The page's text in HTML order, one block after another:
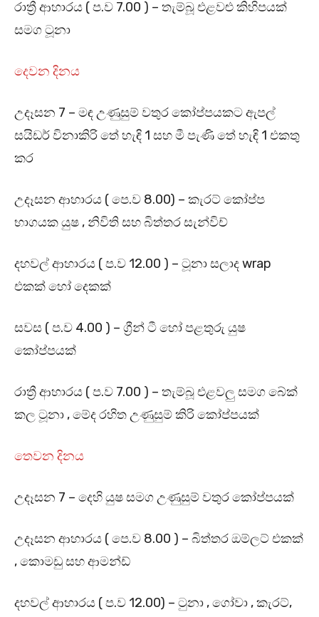
රාත්‍රී ආහාරය ( ප.ව 7.00 ) – තැම්බූ එළවළු කිහිපයක්
සමග ටූනා
දෙවන දිනය
උදෑසන 7 – මඳ උණුසුම් වතුර කෝප්පයකට ඇපල්
සයිඩර් විනාකිරි තේ හැඳි 1 සහ මී පැණි තේ හැඳි 1 එකතු
කර
උදෑසන ආහාරය ( පෙ.ව 8.00) – කැරට් කෝප්ප
භාගයක යුෂ , නිවිති සහ බිත්තර සැන්විච්
දහවල් ආහාරය ( ප.ව 12.00 ) – ටූනා සලාද wrap
එකක් හෝ දෙකක්
සවස ( ප.ව 4.00 ) – ග්‍රීන් ටී හෝ පළතුරු යුෂ
කෝප්පයක්
රාත්‍රී ආහාරය ( ප.ව 7.00 ) – තැම්බූ එළවලු සමග බේක්
කල ටූනා , මේද රහිත උණුසුම් කිරි කෝප්පයක්
තෙවන දිනය
උදෑසන 7 – දෙහි යුෂ සමග උණුසුම් වතුර කෝප්පයක්
උදෑසන ආහාරය ( පෙ.ව 8.00 ) – බිත්තර ඔම්ලට් එකක්
, කොමඩු සහ ආමන්ඩ්
දහවල් ආහාරය ( ප.ව 12.00) – ටුනා , ගෝවා , කැරට්,